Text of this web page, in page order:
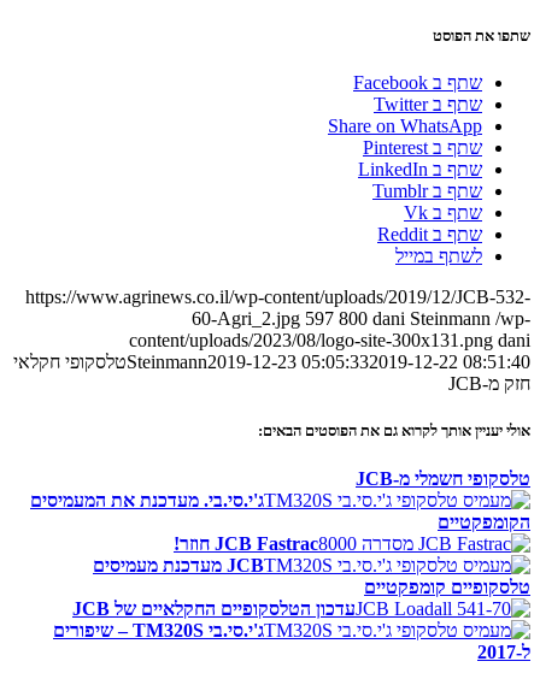
שתפו את הפוסט
שתף ב Facebook
שתף ב Twitter
Share on WhatsApp
שתף ב Pinterest
שתף ב LinkedIn
שתף ב Tumblr
שתף ב Vk
שתף ב Reddit
לשתף במייל
https://www.agrinews.co.il/wp-content/uploads/2019/12/JCB-532-
60-Agri_2.jpg 597 800 dani Steinmann /wp-
content/uploads/2023/08/logo-site-300x131.png dani
Steinmann2019-12-23 05:05:332019-12-22 08:51:40
טלסקופי חקלאי
חזק מ-JCB
אולי יעניין אותך לקרוא גם את הפוסטים הבאים:
טלסקופי חשמלי מ-JCB
ג'י.סי.בי. מעדכנת את המעמיסים
הקומפקטיים
JCB Fastrac חוזר!
JCB מעדכנת מעמיסים
טלסקופיים קומפקטיים
עדכון הטלסקופיים החקלאיים של JCB
ג'י.סי.בי TM320S – שיפורים
ל-2017